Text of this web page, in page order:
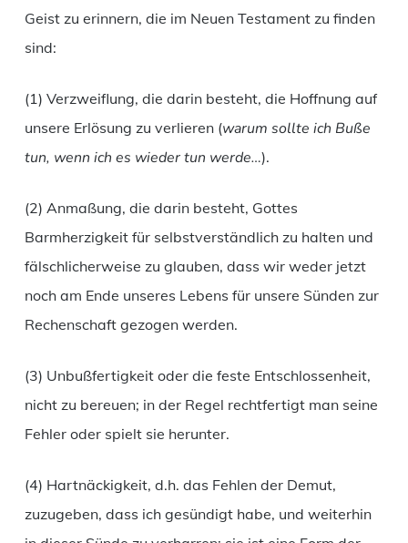
Geist zu erinnern, die im Neuen Testament zu finden
sind:
(1) Verzweiflung, die darin besteht, die Hoffnung auf
unsere Erlösung zu verlieren (warum sollte ich Buße
tun, wenn ich es wieder tun werde…).
(2) Anmaßung, die darin besteht, Gottes
Barmherzigkeit für selbstverständlich zu halten und
fälschlicherweise zu glauben, dass wir weder jetzt
noch am Ende unseres Lebens für unsere Sünden zur
Rechenschaft gezogen werden.
(3) Unbußfertigkeit oder die feste Entschlossenheit,
nicht zu bereuen; in der Regel rechtfertigt man seine
Fehler oder spielt sie herunter.
(4) Hartnäckigkeit, d.h. das Fehlen der Demut,
zuzugeben, dass ich gesündigt habe, und weiterhin